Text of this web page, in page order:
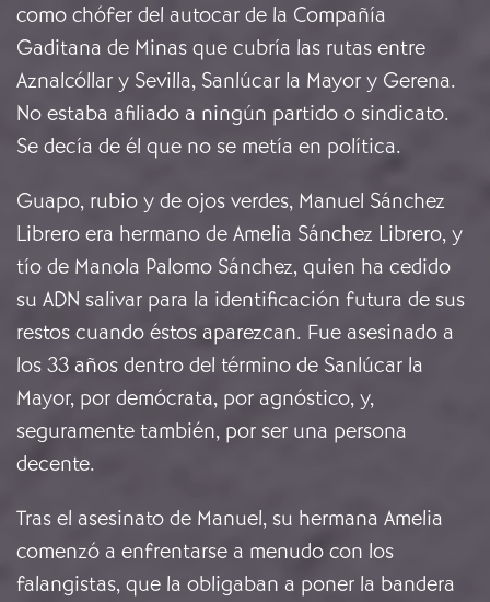
como chófer del autocar de la Compañía
Gaditana de Minas que cubría las rutas entre
Aznalcóllar y Sevilla, Sanlúcar la Mayor y Gerena.
No estaba afiliado a ningún partido o sindicato.
Se decía de él que no se metía en política.
Guapo, rubio y de ojos verdes, Manuel Sánchez
Librero era hermano de Amelia Sánchez Librero, y
tío de Manola Palomo Sánchez, quien ha cedido
su ADN salivar para la identificación futura de sus
restos cuando éstos aparezcan. Fue asesinado a
los 33 años dentro del término de Sanlúcar la
Mayor, por demócrata, por agnóstico, y,
seguramente también, por ser una persona
decente.
Tras el asesinato de Manuel, su hermana Amelia
comenzó a enfrentarse a menudo con los
falangistas, que la obligaban a poner la bandera